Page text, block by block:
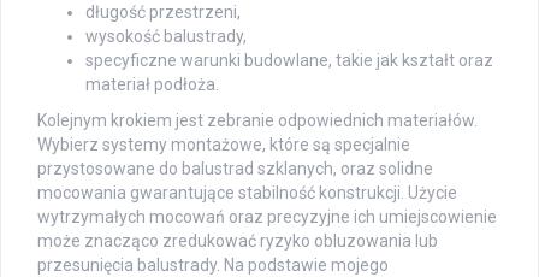
długość przestrzeni,
wysokość balustrady,
specyficzne warunki budowlane, takie jak kształt oraz
materiał podłoża.
Kolejnym krokiem jest zebranie odpowiednich materiałów.
Wybierz systemy montażowe, które są specjalnie
przystosowane do balustrad szklanych, oraz solidne
mocowania gwarantujące stabilność konstrukcji. Użycie
wytrzymałych mocowań oraz precyzyjne ich umiejscowienie
może znacząco zredukować ryzyko obluzowania lub
przesunięcia balustrady. Na podstawie mojego